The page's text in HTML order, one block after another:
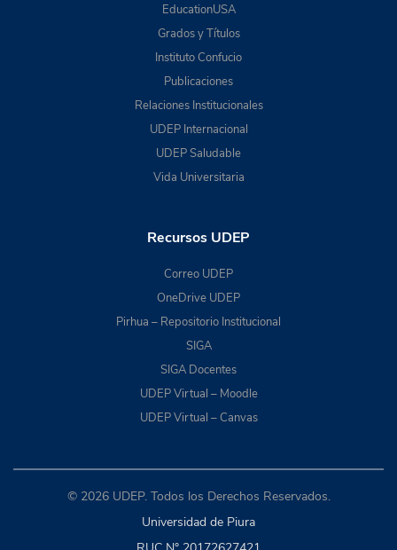
EducationUSA
Grados y Títulos
Instituto Confucio
Publicaciones
Relaciones Institucionales
UDEP Internacional
UDEP Saludable
Vida Universitaria
Recursos UDEP
Correo UDEP
OneDrive UDEP
Pirhua – Repositorio Institucional
SIGA
SIGA Docentes
UDEP Virtual – Moodle
UDEP Virtual – Canvas
© 2026 UDEP. Todos los Derechos Reservados.
Universidad de Piura